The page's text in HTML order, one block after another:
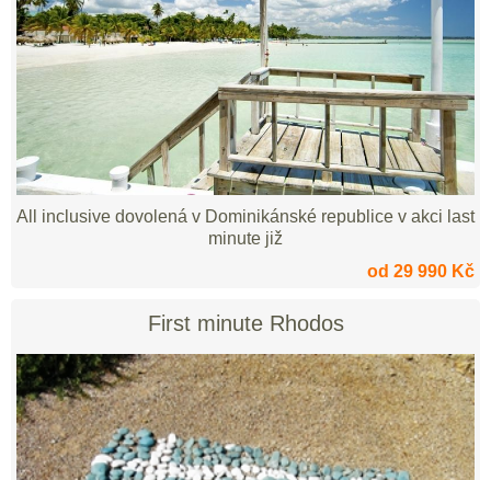
All inclusive dovolená v Dominikánské republice v akci last
minute již
od 29 990 Kč
First minute Rhodos